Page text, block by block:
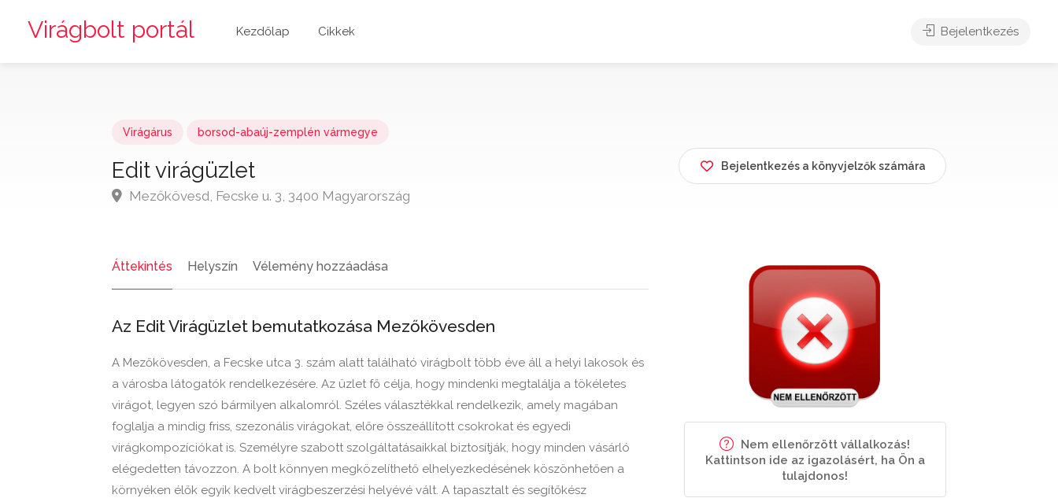
Virágbolt portál Kezdőlap Cikkek Bejelentkezés
Virágárus borsod-abaúj-zemplén vármegye
Edit virágüzlet
Mezőkövesd, Fecske u. 3, 3400 Magyarország
Bejelentkezés a könyvjelzők számára
Áttekintés Helyszín Vélemény hozzáadása
Az Edit Virágüzlet bemutatkozása Mezőkövesden
A Mezőkövesden, a Fecske utca 3. szám alatt található virágbolt több éve áll a helyi lakosok és
a városba látogatók rendelkezésére. Az üzlet fő célja, hogy mindenki megtalálja a tökéletes
virágot, legyen szó bármilyen alkalomról. Széles választékkal rendelkezik, amely magában
foglalja a mindig friss, szezonális virágokat, előre összeállított csokrokat és egyedi
virágkompozíciókat is. Személyre szabott szolgáltatásaikkal biztosítják, hogy minden vásárló
elégedetten távozzon. A bolt könnyen megközelíthető elhelyezkedésének köszönhetően a
környéken élők egyik kedvelt virágbeszerzési helyévé vált. A tapasztalt és segítőkész
Nem ellenőrzött vállalkozás!
Kattintson ide az igazolásért, ha Ön a
tulajdonos!